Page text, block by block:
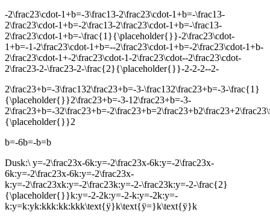
-2\frac23\cdot-1+b=-3\frac13-2\frac23\cdot-1+b=-\frac13-
2\frac23\cdot-1+b=-2\frac13-2\frac23\cdot-1+b=-\frac13-
2\frac23\cdot-1+b=-\frac{1}{\placeholder{}}-2\frac23\cdot-
1+b=-1-2\frac23\cdot-1+b=--2\frac23\cdot-1+b=-2\frac23\cdot-1+b-
2\frac23\cdot-1+-2\frac23\cdot-1-2\frac23\cdot--2\frac23\cdot-
2\frac23-2-\frac23-2-\frac{2}{\placeholder{}}-2-2-2--2-
2\frac23+b=-3\frac132\frac23+b=-3-\frac132\frac23+b=-3-\frac{1}
{\placeholder{}}2\frac23+b=-3-12\frac23+b=-3-
2\frac23+b=-32\frac23+b=-
{\placeholder{}}2
b=-6b=-b=b
Dusk:\ y=-2\frac23x-6k:y=-2\frac23x-6k:y=-2\frac23x-
6k:y=-2\frac23x-6k:y=-2\frac23x-
k:y=-2\frac23xk:y=-2\frac23k:y=-2-\frac23k:y=-2-\frac{2}
{\placeholder{}}k:y=-2-2k:y=-2-k:y=-2k:y=-
k:y=k:yk:kkk:kk:kkk\text{ÿ}k\text{ÿ=}k\text{ÿ}k